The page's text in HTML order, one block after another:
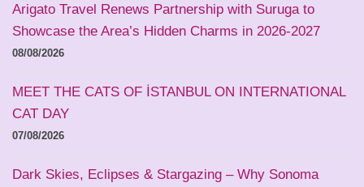
Arigato Travel Renews Partnership with Suruga to
Showcase the Area’s Hidden Charms in 2026-2027
08/08/2026
MEET THE CATS OF İSTANBUL ON INTERNATIONAL
CAT DAY
07/08/2026
Dark Skies, Eclipses & Stargazing – Why Sonoma